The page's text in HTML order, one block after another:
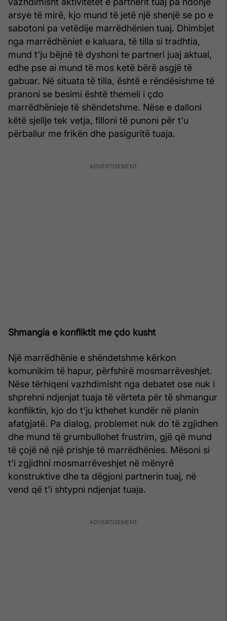
arsye të mirë, kjo mund të jetë një shenjë se po e
sabotoni pa vetëdije marrëdhënien tuaj. Dhimbjet
nga marrëdhëniet e kaluara, të tilla si tradhtia,
mund t'ju bëjnë të dyshoni te partneri juaj aktual,
edhe pse ai mund të mos ketë bërë asgjë të
gabuar. Në situata të tilla, është e rëndësishme të
pranoni se besimi është themeli i çdo
marrëdhënieje të shëndetshme. Nëse e dalloni
këtë sjellje tek vetja, filloni të punoni për t'u
përballur me frikën dhe pasiguritë tuaja.
Shmangia e konfliktit me çdo kusht
Një marrëdhënie e shëndetshme kërkon
komunikim të hapur, përfshirë mosmarrëveshjet.
Nëse tërhiqeni vazhdimisht nga debatet ose nuk i
shprehni ndjenjat tuaja të vërteta për të shmangur
konfliktin, kjo do t'ju kthehet kundër në planin
afatgjatë. Pa dialog, problemet nuk do të zgjidhen
dhe mund të grumbullohet frustrim, gjë që mund
të çojë në një prishje të marrëdhënies. Mësoni si
t'i zgjidhni mosmarrëveshjet në mënyrë
konstruktive dhe ta dëgjoni partnerin tuaj, në
vend që t'i shtypni ndjenjat tuaja.